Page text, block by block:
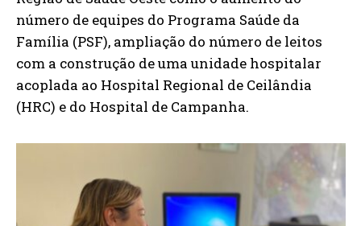
número de equipes do Programa Saúde da
Família (PSF), ampliação do número de leitos
com a construção de uma unidade hospitalar
acoplada ao Hospital Regional de Ceilândia
(HRC) e do Hospital de Campanha.